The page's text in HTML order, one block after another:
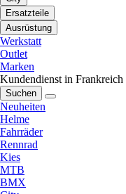
Ersatzteile
Ausrüstung
Werkstatt
Outlet
Marken
Kundendienst in Frankreich
Suchen
Neuheiten
Helme
Fahrräder
Rennrad
Kies
MTB
BMX